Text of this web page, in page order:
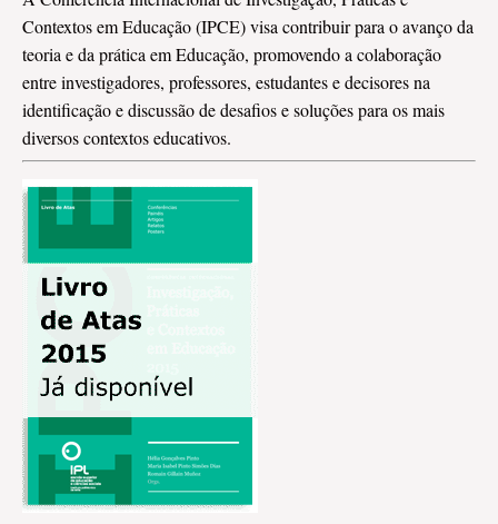
Contextos em Educação (IPCE) visa contribuir para o avanço da
teoria e da prática em Educação, promovendo a colaboração
entre investigadores, professores, estudantes e decisores na
identificação e discussão de desafios e soluções para os mais
diversos contextos educativos.